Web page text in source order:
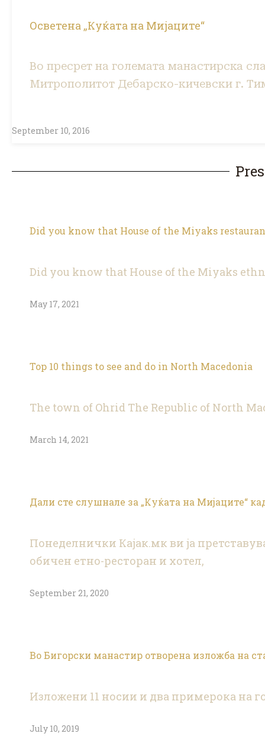
Осветена „Куќата на Мијаците“
Во пресрет на големата манастирска
Митрополитот Дебарско-кичевски г.
September 10, 2016
Did you know that House of the Miyaks
Did you know that House of the Miyaks
May 17, 2021
Top 10 things to see and do in North Macedonia
The town of Ohrid The Republic of North
March 14, 2021
Дали сте слушнале за „Куќата на Мијаците“
Понеделнички Кајак.мк ви ја
обичен етно-ресторан и хотел,
September 21, 2020
Во Бигорски манастир отворена изложба на
Изложени 11 носии и два примерока на
July 10, 2019